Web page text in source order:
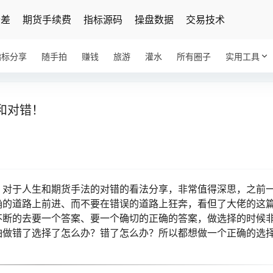
期货手续费 指标源码 操盘数据 交易技术
分享 随手拍 赚钱 旅游 灌水 所有圈子 实用工具
错！
于人生和期货手法的对错的看法分享，非常值得深思，之前
道路上前进、而不要在错误的道路上狂奔，看但了大佬的这
的去要一个答案、要一个确切的正确的答案，做选择的时候
错了选择了怎么办？错了怎么办？所以都想做一个正确的选